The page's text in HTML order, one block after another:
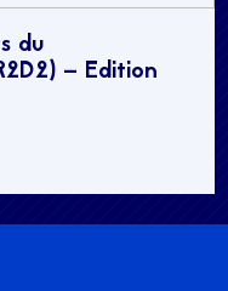
du
– Edition